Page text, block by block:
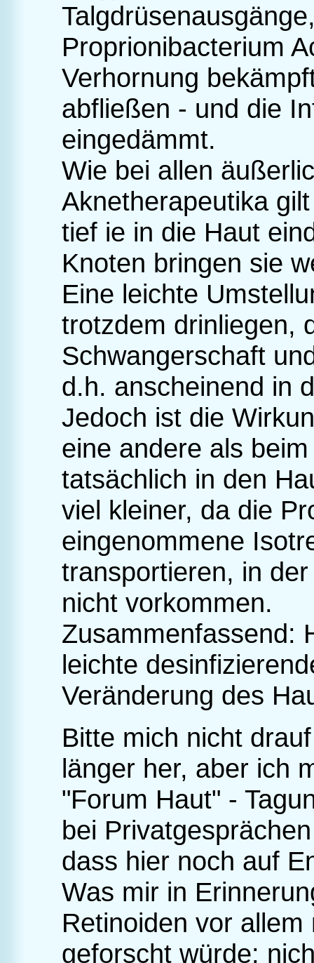
Proprionibacterium
Verhornung
abfließen - und die
eingedämmt.
Wie bei allen
Aknetherapeutika
tief ie in die Haut
Knoten bringen sie
Eine leichte
trotzdem drinliegen,
Schwangerschaft
d.h. anscheinend in
Jedoch ist die
eine andere als
tatsächlich in den
viel kleiner, da die
eingenommene
transportieren, in
nicht vorkommen.
Zusammenfassend:
leichte
Veränderung des
Bitte mich nicht
länger her, aber ich
"Forum Haut" -
bei
dass hier noch auf
Was mir in
Retinoiden vor
geforscht würde: